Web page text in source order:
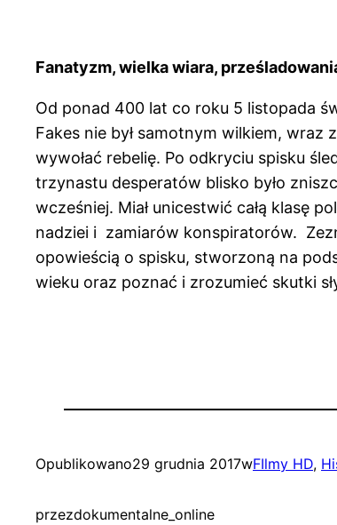
Fanatyzm, wielka wiara,
Od ponad 400 lat co roku 5 listopada
Fakes nie był samotnym wilkiem, wraz
wywołać rebelię. Po odkryciu spisku
trzynastu desperatów blisko było
wcześniej. Miał unicestwić całą klasę
nadziei i zamiarów konspiratorów.
opowieścią o spisku, stworzoną na
wieku oraz poznać i zrozumieć skutki
Opublikowano29 grudnia 2017wFIlmy HD,
przezdokumentalne_online